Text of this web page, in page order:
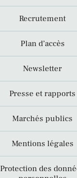
Recrutement
Plan d’accès
Newsletter
Presse et rapports
Marchés publics
Mentions légales
Protection des